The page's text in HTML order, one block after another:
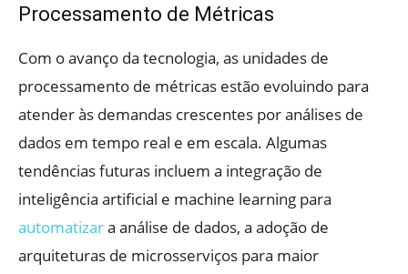
Processamento de Métricas
Com o avanço da tecnologia, as unidades de
processamento de métricas estão evoluindo para
atender às demandas crescentes por análises de
dados em tempo real e em escala. Algumas
tendências futuras incluem a integração de
inteligência artificial e machine learning para
automatizara análise de dados, a adoção de
arquiteturas de microsserviços para maior